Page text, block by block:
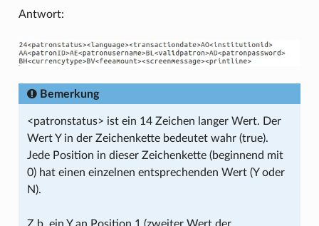
Antwort:
Bemerkung
<patronstatus> ist ein 14 Zeichen langer Wert. Der
Wert Y in der Zeichenkette bedeutet wahr (true).
Jede Position in dieser Zeichenkette (beginnend mit
0) hat einen einzelnen entsprechenden Wert (Y oder
N).
Z.b. ein Y an Position 1 (zweiter Wert der